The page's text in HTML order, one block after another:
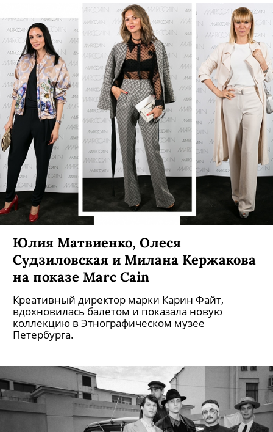
Юлия Матвиенко, Олеся
Судзиловская и Милана Кержакова
на показе Marc Cain
Креативный директор марки Карин Файт,
вдохновилась балетом и показала новую
коллекцию в Этнографическом музее
Петербурга.